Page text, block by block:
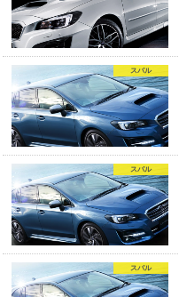
スバル
スバル
スバル